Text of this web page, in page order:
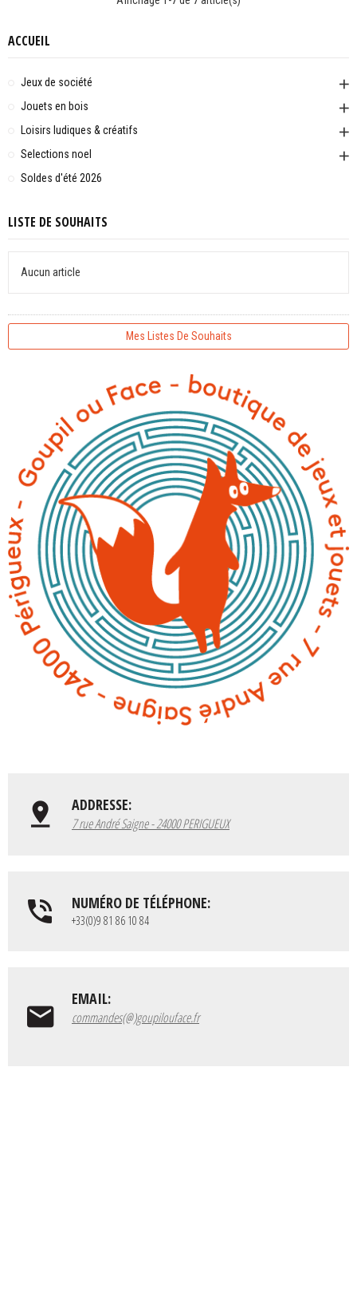
ACCUEIL
Jeux de société
Jouets en bois
Loisirs ludiques & créatifs
Selections noel
Soldes d'été 2026
LISTE DE SOUHAITS
Aucun article
Mes Listes De Souhaits
ADDRESSE:
7 rue André Saigne - 24000 PERIGUEUX
NUMÉRO DE TÉLÉPHONE:
+33(0)9 81 86 10 84
EMAIL:
commandes(@)goupilouface.fr